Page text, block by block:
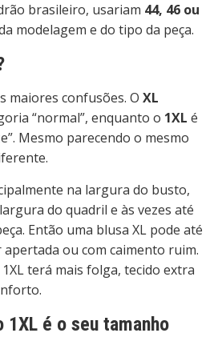
brasileiro, usariam 44, 46 ou
modelagem e do tipo da peça.
maiores confusões. O XL
“normal”, enquanto o 1XL é
Mesmo parecendo o mesmo
na largura do busto,
do quadril e às vezes até
Então uma blusa XL pode até
ou com caimento ruim.
terá mais folga, tecido extra
1XL é o seu tamanho